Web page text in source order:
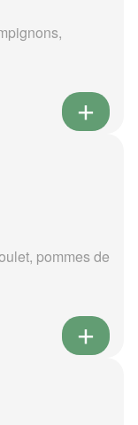
pommes de